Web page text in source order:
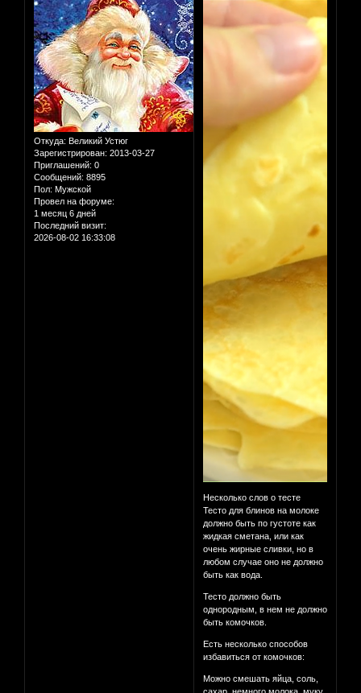
Откуда: Великий Устюг
Зарегистрирован: 2013-03-27
Приглашений: 0
Сообщений: 8895
Пол: Мужской
Провел на форуме:
1 месяц 6 дней
Последний визит:
2026-08-02 16:33:08
Несколько слов о тесте
Тесто для блинов на молоке
должно быть по густоте как
жидкая сметана, или как
очень жирные сливки, но в
любом случае оно не должно
быть как вода.
Тесто должно быть
однородным, в нем не должно
быть комочков.
Есть несколько способов
избавиться от комочков:
Можно смешать яйца, соль,